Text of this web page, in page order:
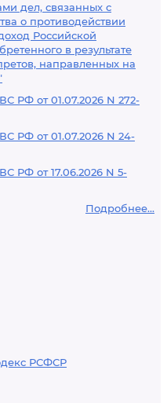
дел, связанных с
о противодействии
Российской
в результате
направленных на
РФ от 01.07.2026 N 272-
РФ от 01.07.2026 N 24-
РФ от 17.06.2026 N 5-
Подробнее...
РСФСР